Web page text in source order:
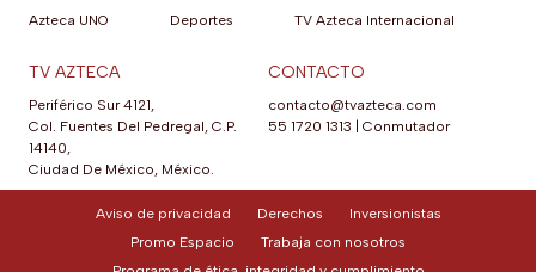
Azteca UNO
Deportes
TV Azteca Internacional
TV AZTECA
Periférico Sur 4121,
Col. Fuentes Del Pedregal, C.P.
14140,
Ciudad De México, México.
CONTACTO
contacto@tvazteca.com
55 1720 1313
Conmutador
Aviso de privacidad Derechos
Inversionistas
Promo Espacio
Trabaja con nosotros